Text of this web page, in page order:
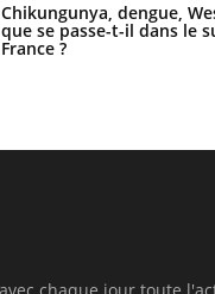
Chikungunya, dengue,
que se passe-t-il dans le
France ?